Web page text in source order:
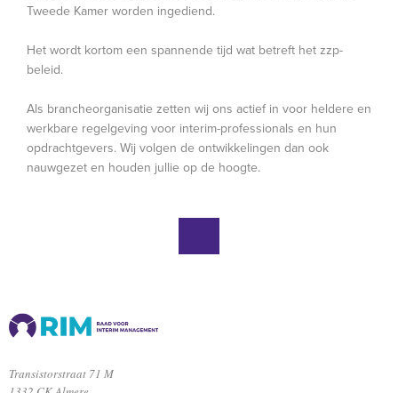
Tweede Kamer worden ingediend.
Het wordt kortom een spannende tijd wat betreft het zzp-
beleid.
Als brancheorganisatie zetten wij ons actief in voor heldere en
werkbare regelgeving voor interim-professionals en hun
opdrachtgevers. Wij volgen de ontwikkelingen dan ook
nauwgezet en houden jullie op de hoogte.
Transistorstraat 71 M